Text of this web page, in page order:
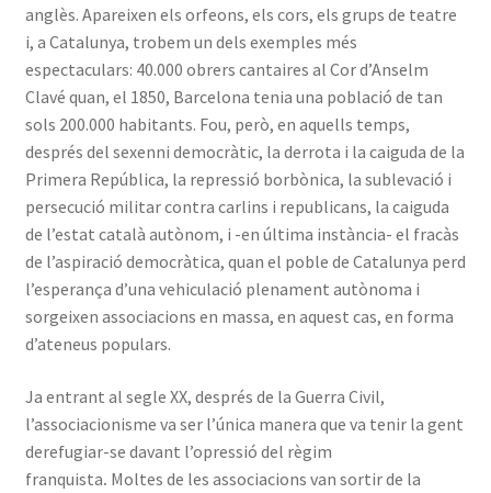
anglès. Apareixen els orfeons, els cors, els grups de teatre
i, a Catalunya, trobem un dels exemples més
espectaculars: 40.000 obrers cantaires al Cor d’Anselm
Clavé quan, el 1850, Barcelona tenia una població de tan
sols 200.000 habitants. Fou, però, en aquells temps,
després del sexenni democràtic, la derrota i la caiguda de la
Primera República, la repressió borbònica, la sublevació i
persecució militar contra carlins i republicans, la caiguda
de l’estat català autònom, i -en última instància- el fracàs
de l’aspiració democràtica, quan el poble de Catalunya perd
l’esperança d’una vehiculació plenament autònoma i
sorgeixen associacions en massa, en aquest cas, en forma
d’ateneus populars.
Ja entrant al segle XX, després de la Guerra Civil,
l’associacionisme va ser l’única manera que va tenir la gent
derefugiar-se davant l’opressió del règim
franquista. Moltes de les associacions van sortir de la